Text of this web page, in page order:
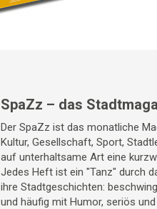
SpaZz – das
Der SpaZz ist das monatliche
Kultur, Gesellschaft, Sport,
auf unterhaltsame Art eine
Jedes Heft ist ein "Tanz" durch
ihre Stadtgeschichten:
und häufig mit Humor, seriös